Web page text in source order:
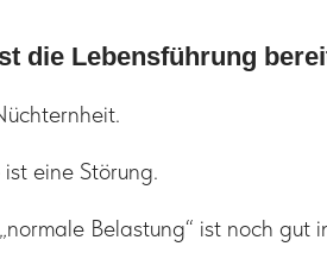
die Lebensführung
eine Störung.
Belastung“ ist noch gut